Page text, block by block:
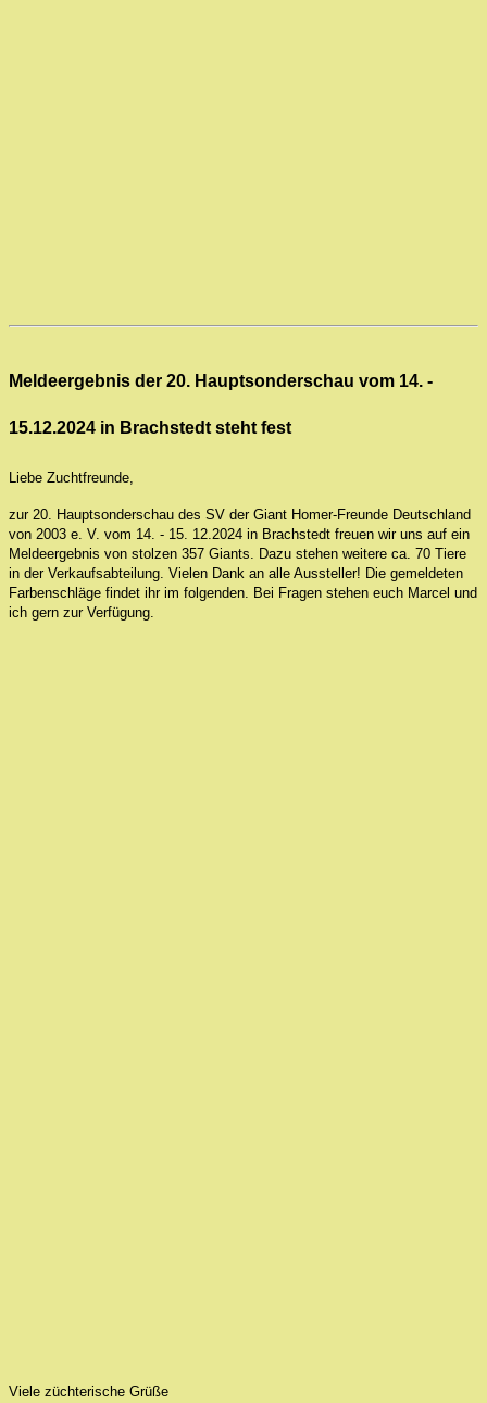
Meldeergebnis der 20. Hauptsonderschau vom 14. -
15.12.2024 in Brachstedt steht fest
Liebe Zuchtfreunde,
zur 20. Hauptsonderschau des SV der Giant Homer-Freunde Deutschland
von 2003 e. V. vom 14. - 15. 12.2024 in Brachstedt freuen wir uns auf ein
Meldeergebnis von stolzen 357 Giants. Dazu stehen weitere ca. 70 Tiere
in der Verkaufsabteilung. Vielen Dank an alle Aussteller! Die gemeldeten
Farbenschläge findet ihr im folgenden. Bei Fragen stehen euch Marcel und
ich gern zur Verfügung.
Viele züchterische Grüße